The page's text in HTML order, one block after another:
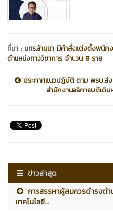
ที่มา : มทร.ล้านนา มีคำสั่งแต่งตั้งพนัก
ตำแหน่งทางวิชาการ จำนวน 8 ราย
ประกาศแนวปฏิบัติ ตาม พรบ.ส่ง
สำนักงานอธิการบดีเดิน
ข่าวล่าสุด
การสรรหาผู้สมควรดำรงต
เทคโนโลยี...